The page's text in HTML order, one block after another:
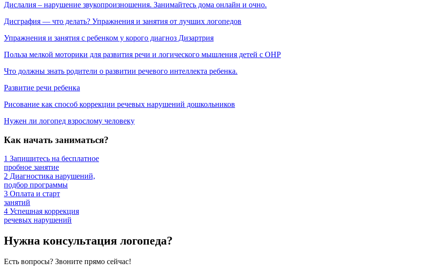
Дислалия – нарушение звукопроизношения. Занимайтесь дома онлайн и очно.
Дисграфия — что делать? Упражнения и занятия от лучших логопедов
Упражнения и занятия с ребенком у корого диагноз Дизартрия
Польза мелкой моторики для развития речи и логического мышления детей с ОНР
Что должны знать родители о развитии речевого интеллекта ребенка.
Развитие речи ребенка
Рисование как способ коррекции речевых нарушений дошкольников
Нужен ли логопед взрослому человеку
Как начать заниматься?
1 Запишитесь на бесплатное
пробное занятие
2 Диагностика нарушений,
подбор программы
3 Оплата и старт
занятий
4 Успешная коррекция
речевых нарушений
Нужна консультация логопеда?
Есть вопросы? Звоните прямо сейчас!